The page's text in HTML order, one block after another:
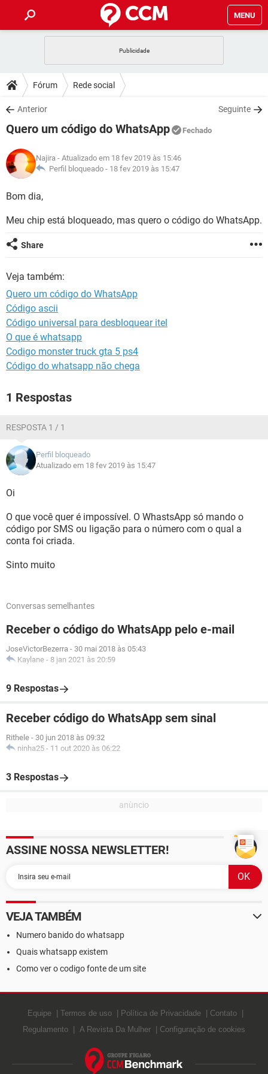
MENU
CELULAR
OUTLOOK
INSTAGRAM GMAIL
GUIA DE COMPRAS
DICAS
JOGOS
INSTAGRAM GMAIL
GUIA DE COMPRAS
DOWNLOADS
JOGOS WHATSAPP
CELULAR
OUTLOOK EXCEL
INSTAGRAM
FÓRUM
JOGOS WHATSAPP
CELULAR
OUTLOOK
INSTAGRAM GMAIL
GUIA DE COMPRAS
GLOSSÁRIO
JOGOS
INSTAGRAM
GUIA DE COMPRAS
Fórum Rede social
Anterior Seguinte
Quero um código do WhatsApp Fechado
Najira - Atualizado em 18 fev 2019 às 15:46
Perfil bloqueado - 18 fev 2019 às 15:47
Bom dia,
Meu chip está bloqueado, mas quero o código do WhatsApp.
Share
Veja também:
Quero um código do WhatsApp
Código ascii
Código universal para desbloquear itel
O que é whatsapp
Codigo monster truck gta 5 ps4
Código do whatsapp não chega
1 Respostas
RESPOSTA 1 / 1
Perfil bloqueado
Atualizado em 18 fev 2019 às 15:47
Oi
O que você quer é impossível. O WhastsApp só mando o
código por SMS ou ligação para o número com o qual a
conta foi criada.
Sinto muito
Conversas semelhantes
Receber o código do WhatsApp pelo e-mail
JoseVictorBezerra - 30 mai 2018 às 05:43
Kaylane - 8 jan 2021 às 20:59
9 Respostas
Receber código do WhatsApp sem sinal
Rithele - 30 jun 2018 às 09:32
ninha25 - 11 out 2020 às 06:22
3 Respostas
ASSINE NOSSA NEWSLETTER!
VEJA TAMBÉM
Numero banido do whatsapp
Quais whatsapp existem
Como ver o codigo fonte de um site
Equipe Termos de uso Política de Privacidade
Contato
Regulamento
A Revista Da Mulher Configuração de cookies